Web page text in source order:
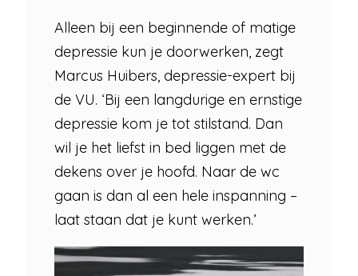
Alleen bij een beginnende of matige
depressie kun je doorwerken, zegt
Marcus Huibers, depressie-expert bij
de VU. ‘Bij een langdurige en ernstige
depressie kom je tot stilstand. Dan
wil je het liefst in bed liggen met de
dekens over je hoofd. Naar de wc
gaan is dan al een hele inspanning –
laat staan dat je kunt werken.’